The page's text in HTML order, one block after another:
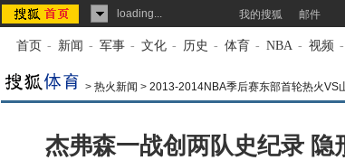
loading... 我的搜狐 邮件
首页 - 新闻 - 军事 - 文化 - 历史 - 体育 - NBA - 视频 -
> 热火新闻 > 2013-2014NBA季后赛东部首轮热火VS
杰弗森一战创两队史纪录 隐